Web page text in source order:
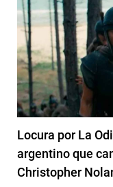
Locura por La
argentino que
Christopher